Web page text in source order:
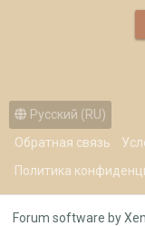
Русский (RU)
Обратная связь
Политика
Forum software by